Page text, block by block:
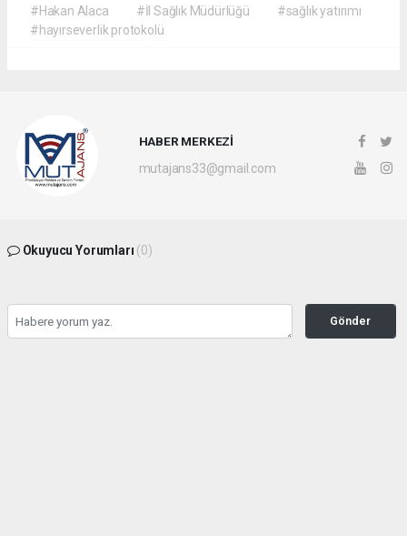
#Hakan Alaca
#İl Sağlık Müdürlüğü
#sağlık yatırımı
#hayırseverlik protokolü
HABER MERKEZİ
mutajans33@gmail.com
Okuyucu Yorumları (0)
Gönder